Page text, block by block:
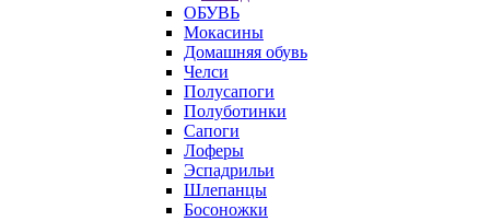
ОБУВЬ
Мокасины
Домашняя обувь
Челси
Полусапоги
Полуботинки
Сапоги
Лоферы
Эспадрильи
Шлепанцы
Босоножки